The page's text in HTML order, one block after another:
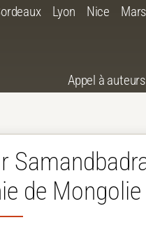
Lyon Nice
Appel à auteurs
de